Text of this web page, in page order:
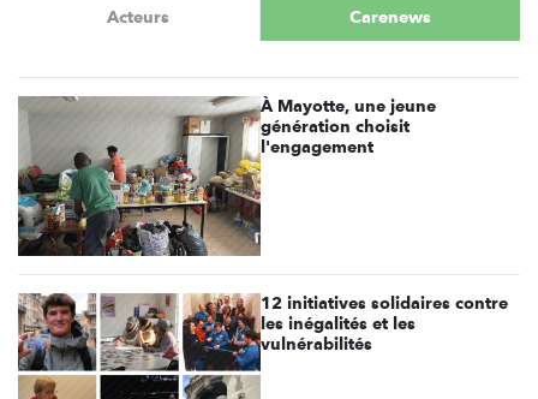
Acteurs Carenews
À Mayotte, une jeune
génération choisit
l'engagement
12 initiatives solidaires contre
les inégalités et les
vulnérabilités